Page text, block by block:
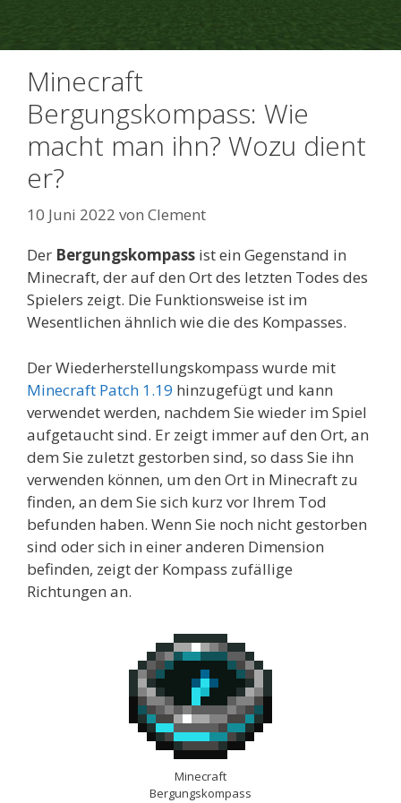
Minecraft
Bergungskompass: Wie
macht man ihn? Wozu dient
er?
10 Juni 2022 von Clement
Der Bergungskompass ist ein Gegenstand in
Minecraft, der auf den Ort des letzten Todes des
Spielers zeigt. Die Funktionsweise ist im
Wesentlichen ähnlich wie die des Kompasses.
Der Wiederherstellungskompass wurde mit
Minecraft Patch 1.19 hinzugefügt und kann
verwendet werden, nachdem Sie wieder im Spiel
aufgetaucht sind. Er zeigt immer auf den Ort, an
dem Sie zuletzt gestorben sind, so dass Sie ihn
verwenden können, um den Ort in Minecraft zu
finden, an dem Sie sich kurz vor Ihrem Tod
befunden haben. Wenn Sie noch nicht gestorben
sind oder sich in einer anderen Dimension
befinden, zeigt der Kompass zufällige
Richtungen an.
Minecraft
Bergungskompass